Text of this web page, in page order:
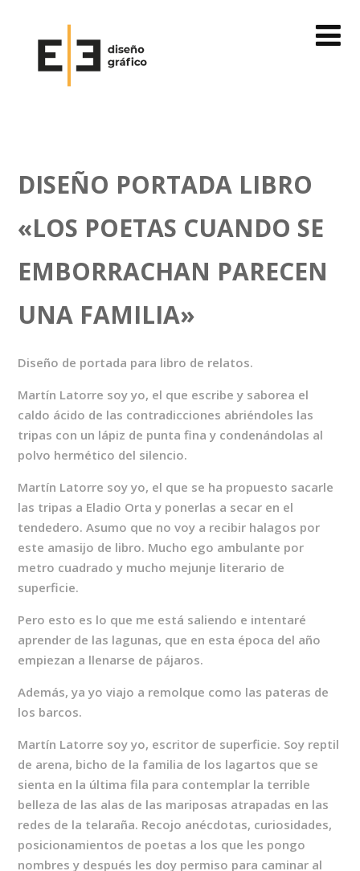
DISEÑO PORTADA LIBRO
«LOS POETAS CUANDO SE
EMBORRACHAN PARECEN
UNA FAMILIA»
Diseño de portada para libro de relatos.
Martín Latorre soy yo, el que escribe y saborea el
caldo ácido de las contradicciones abriéndoles las
tripas con un lápiz de punta fina y condenándolas al
polvo hermético del silencio.
Martín Latorre soy yo, el que se ha propuesto sacarle
las tripas a Eladio Orta y ponerlas a secar en el
tendedero. Asumo que no voy a recibir halagos por
este amasijo de libro. Mucho ego ambulante por
metro cuadrado y mucho mejunje literario de
superficie.
Pero esto es lo que me está saliendo e intentaré
aprender de las lagunas, que en esta época del año
empiezan a llenarse de pájaros.
Además, ya yo viajo a remolque como las pateras de
los barcos.
Martín Latorre soy yo, escritor de superficie. Soy reptil
de arena, bicho de la familia de los lagartos que se
sienta en la última fila para contemplar la terrible
belleza de las alas de las mariposas atrapadas en las
redes de la telaraña. Recojo anécdotas, curiosidades,
posicionamientos de poetas a los que les pongo
nombres y después les doy permiso para caminar al